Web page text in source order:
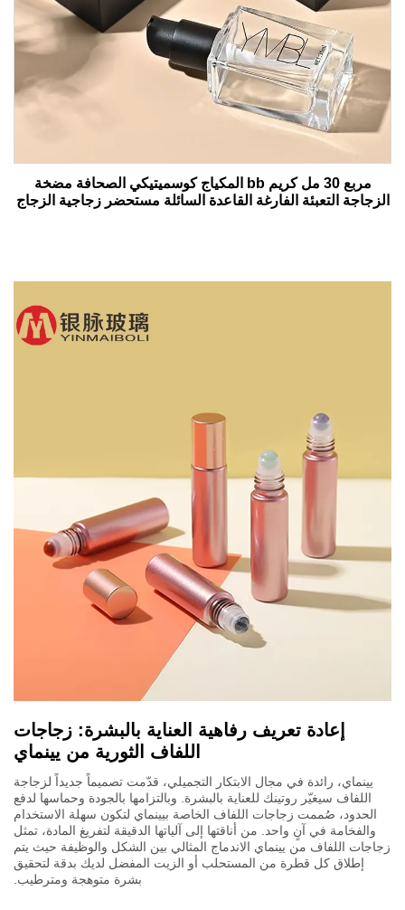
مربع 30 مل كريم bb المكياج كوسميتيكي الصحافة مضخة
الزجاجة التعبئة الفارغة القاعدة السائلة مستحضر زجاجية الزجاج
إعادة تعريف رفاهية العناية بالبشرة: زجاجات
اللفاف الثورية من يينماي
يينماي، رائدة في مجال الابتكار التجميلي، قدّمت تصميماً جديداً لزجاجة
اللفاف سيغيّر روتينك للعناية بالبشرة. وبالتزامها بالجودة وحماسها لدفع
الحدود، صُممت زجاجات اللفاف الخاصة بيينماي لتكون سهلة الاستخدام
والفخامة في آنٍ واحد. من أناقتها إلى آلياتها الدقيقة لتفريغ المادة، تمثل
زجاجات اللفاف من يينماي الاندماج المثالي بين الشكل والوظيفة حيث يتم
إطلاق كل قطرة من المستحلب أو الزيت المفضل لديك بدقة لتحقيق
بشرة متوهجة ومترطيب.